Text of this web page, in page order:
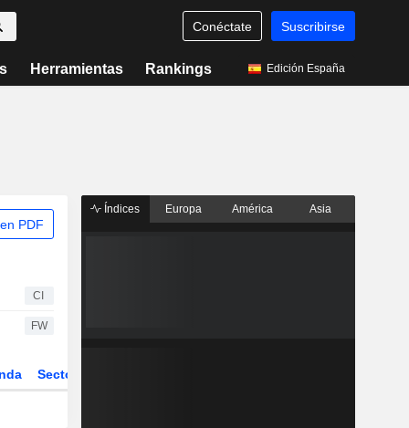
Conéctate Suscribirse
Herramientas Rankings Edición España
PDF
CI
FW
Sector
Índices Europa América Asia